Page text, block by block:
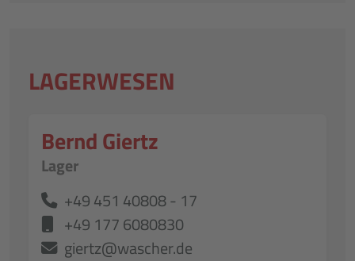
LAGERWESEN
Bernd Giertz
Lager
+49 451 40808 - 17
+49 177 6080830
giertz@wascher.de